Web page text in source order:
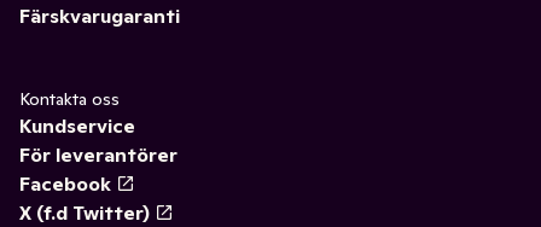
Färskvarugaranti
Kontakta oss
Kundservice
För leverantörer
Facebook
X (f.d Twitter)